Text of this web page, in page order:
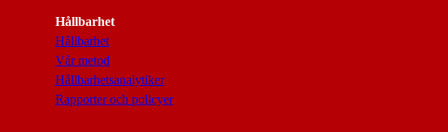
Hållbarhet
Hållbarhet
Vår metod
Hållbarhetsanalytiker
Rapporter och policyer